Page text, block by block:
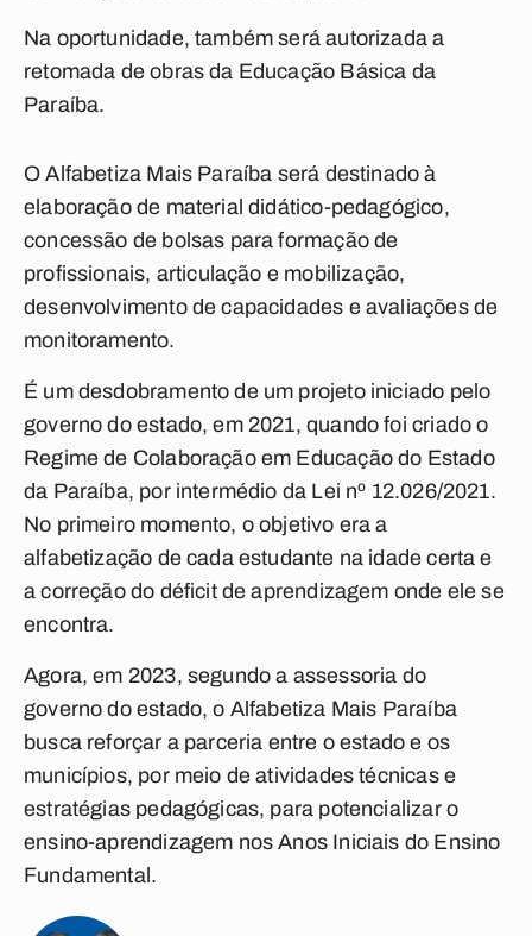
Na oportunidade, também será autorizada a
retomada de obras da Educação Básica da
Paraíba.
O Alfabetiza Mais Paraíba será destinado à
elaboração de material didático-pedagógico,
concessão de bolsas para formação de
profissionais, articulação e mobilização,
desenvolvimento de capacidades e avaliações de
monitoramento.
É um desdobramento de um projeto iniciado pelo
governo do estado, em 2021, quando foi criado o
Regime de Colaboração em Educação do Estado
da Paraíba, por intermédio da Lei nº 12.026/2021.
No primeiro momento, o objetivo era a
alfabetização de cada estudante na idade certa e
a correção do déficit de aprendizagem onde ele se
encontra.
Agora, em 2023, segundo a assessoria do
governo do estado, o Alfabetiza Mais Paraíba
busca reforçar a parceria entre o estado e os
municípios, por meio de atividades técnicas e
estratégias pedagógicas, para potencializar o
ensino-aprendizagem nos Anos Iniciais do Ensino
Fundamental.